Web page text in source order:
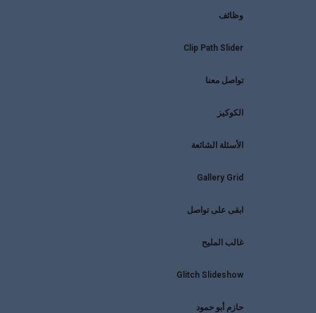
وظائف
Clip Path Slider
تواصل معنا
الكوكيز
الأسئلة الشائعة
Gallery Grid
ابقى على تواصل
غالب المليح
Glitch Slideshow
حازم أبو حمود